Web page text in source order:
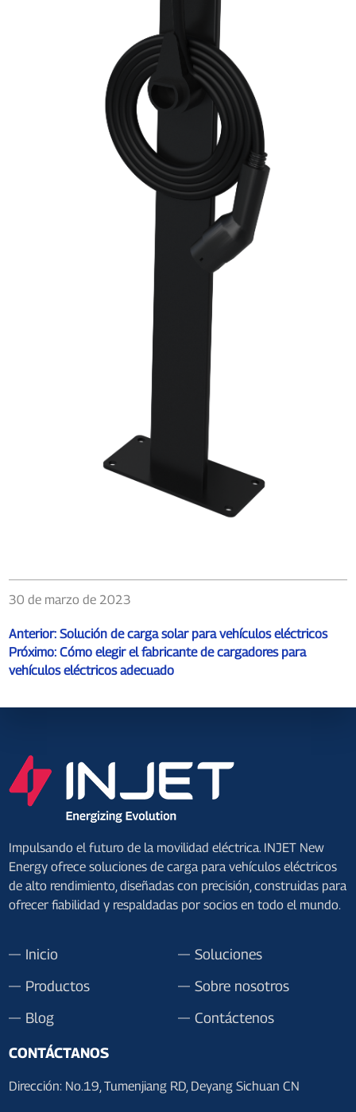
30 de marzo de 2023
Anterior: Solución de carga solar para vehículos eléctricos
Próximo: Cómo elegir el fabricante de cargadores para
vehículos eléctricos adecuado
Impulsando el futuro de la movilidad eléctrica. INJET New
Energy ofrece soluciones de carga para vehículos eléctricos
de alto rendimiento, diseñadas con precisión, construidas para
ofrecer fiabilidad y respaldadas por socios en todo el mundo.
Inicio
Soluciones
Productos
Sobre nosotros
Blog
Contáctenos
CONTÁCTANOS
Dirección: No.19, Tumenjiang RD, Deyang Sichuan CN